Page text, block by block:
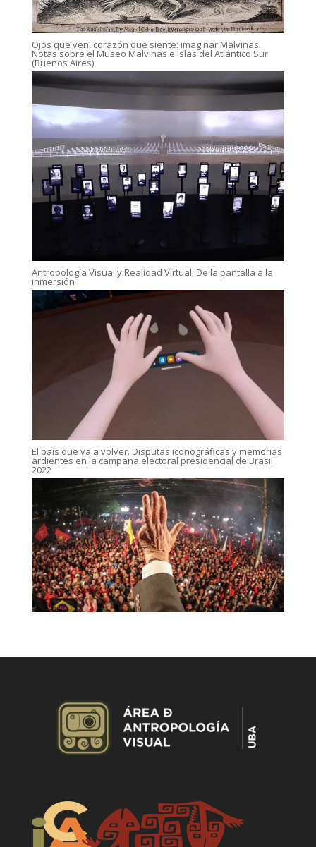
Ojos que ven, corazón que siente: imaginar Malvinas.
Notas sobre el Museo Malvinas e Islas del Atlántico Sur
(Buenos Aires)
Antropología Visual y Realidad Virtual: De la pantalla a la
inmersión
El país que va a volver. Disputas iconográficas y memorias
ardientes en la campaña electoral presidencial de Brasil
2022